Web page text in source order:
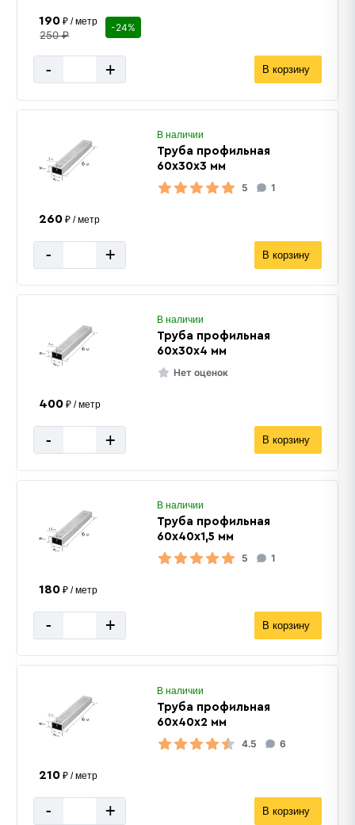
190 ₽ / метр
250 ₽
-24%
- + В корзину
В наличии
Труба профильная
60х30х3 мм
5
1
260 ₽ / метр
- + В корзину
В наличии
Труба профильная
60х30х4 мм
Нет оценок
400 ₽ / метр
- + В корзину
В наличии
Труба профильная
60х40х1,5 мм
5
1
180 ₽ / метр
- + В корзину
В наличии
Труба профильная
60х40х2 мм
4.5
6
210 ₽ / метр
- + В корзину